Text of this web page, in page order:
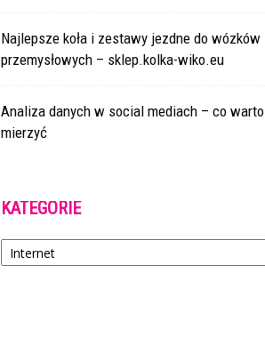
Najlepsze koła i zestawy jezdne do wózków
przemysłowych – sklep.kolka-wiko.eu
Analiza danych w social mediach – co warto
mierzyć
KATEGORIE
Kategorie